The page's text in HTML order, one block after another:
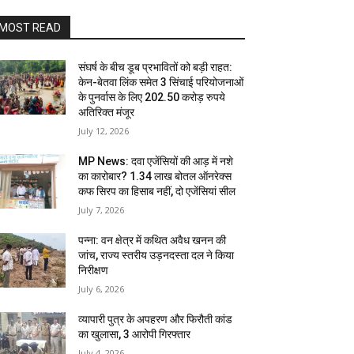
READ
संघर्ष के बीच डूब प्रभावितों को बड़ी राहत:
केन-बेतवा लिंक समेत 3 सिंचाई परियोजनाओं
के पुनर्वास के लिए 202.50 करोड़ रुपये
अतिरिक्त मंजूर
July 12, 2026
MP News: दवा एजेंसियों की आड़ में नशे
का कारोबार? 1.34 लाख बोतल ऑनरेक्स
कफ सिरप का हिसाब नहीं, दो एजेंसियां सील
July 7, 2026
पन्ना: वन क्षेत्र में कथित अवैध खनन की
जांच, राज्य स्तरीय उड़नदस्ता दल ने किया
निरीक्षण
July 6, 2026
व्यापारी पुत्र के अपहरण और फिरौती कांड
का खुलासा, 3 आरोपी गिरफ्तार